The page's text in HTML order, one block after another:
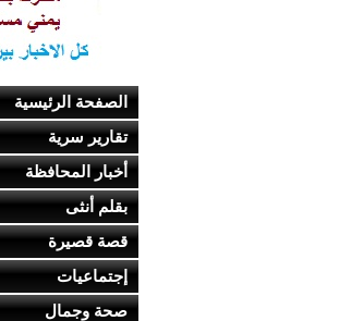
الصفحة الرئيسية
تقارير سرية
أخبار المحافظة
بقلم أنثى
قصة قصيرة
إجتماعيات
صحة وجمال